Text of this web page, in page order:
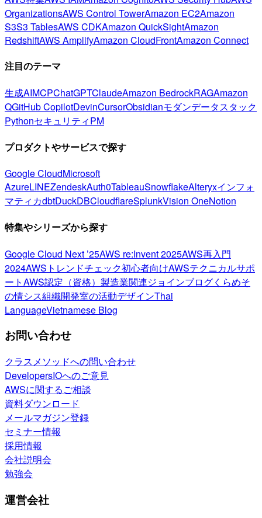
OrganizationsAWS Control TowerAmazon EC2Amazon
S3S3 TablesAWS CDKAmazon QuickSightAmazon
RedshiftAWS AmplifyAmazon CloudFrontAmazon Connect
注目のテーマ
生成AIMCPChatGPTClaudeAmazon BedrockRAGAmazon
QGitHub CopilotDevinCursorObsidianモダンデータスタック
PythonセキュリティPM
プロダクトやサービスで探す
Google CloudMicrosoft
AzureLINEZendeskAuth0TableauSnowflakeAlteryxインフォ
マティカdbtDuckDBCloudflareSplunkVision OneNotion
特集やシリーズから探す
Google Cloud Next ’25AWS re:Invent 2025AWS再入門
2024AWSトレンドチェック初心者向けAWSテクニカルサポ
ートAWS認定（資格） 製造業関連ジョインブログくらめそ
の情シス組織開発室の活動デザインThai
LanguageVietnamese Blog
お問い合わせ
クラスメソッドへの問い合わせ
DevelopersIOへのご意見
AWSに関するご相談
資料ダウンロード
メールマガジン登録
セミナー情報
採用情報
会社説明会
勉強会
運営会社